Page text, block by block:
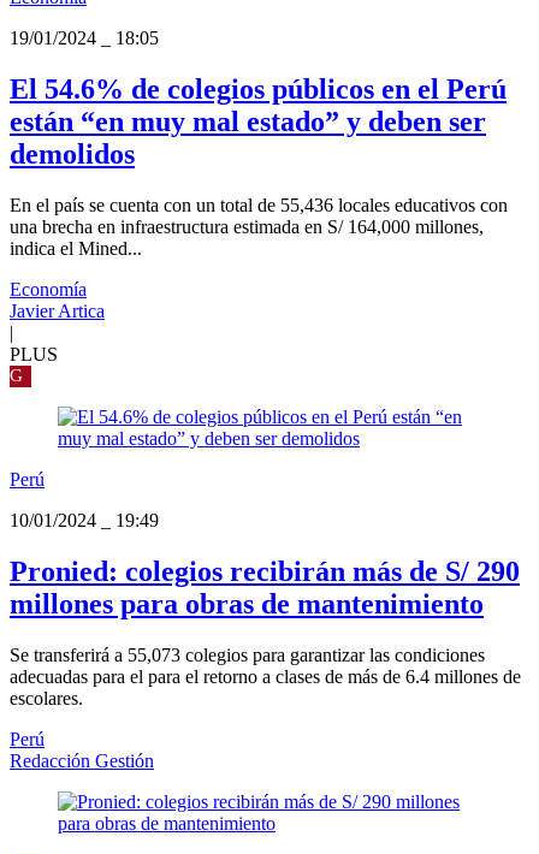
19/01/2024
18:05
El 54.6% de colegios públicos en el Perú
están “en muy mal estado” y deben ser
demolidos
En el país se cuenta con un total de 55,436 locales educativos con
una brecha en infraestructura estimada en S/ 164,000 millones,
indica el Mined...
Economía
Javier Artica
|
PLUS
G
Perú
10/01/2024
19:49
Pronied: colegios recibirán más de S/ 290
millones para obras de mantenimiento
Se transferirá a 55,073 colegios para garantizar las condiciones
adecuadas para el para el retorno a clases de más de 6.4 millones de
escolares.
Perú
Redacción Gestión